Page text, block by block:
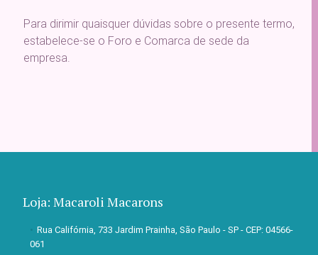
Para dirimir quaisquer dúvidas sobre o presente termo,
estabelece-se o Foro e Comarca de sede da
empresa.
Loja: Macaroli Macarons
Rua Califórnia, 733 Jardim Prainha, São Paulo - SP - CEP: 04566-
061